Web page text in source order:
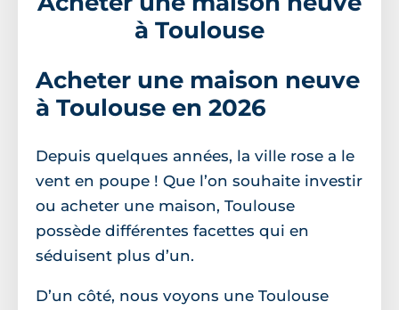
à Toulouse
Acheter une maison neuve
à Toulouse en 2026
Depuis quelques années, la ville rose a le
vent en poupe ! Que l’on souhaite investir
ou acheter une maison, Toulouse
possède différentes facettes qui en
séduisent plus d’un.
D’un côté, nous voyons une Toulouse